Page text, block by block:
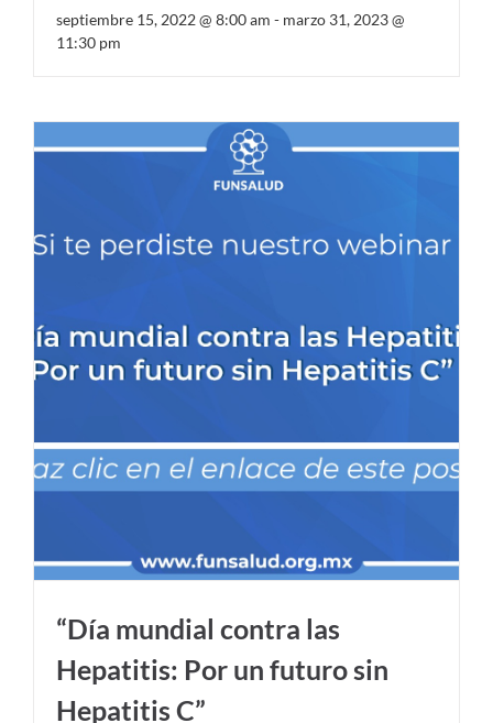
septiembre 15, 2022 @ 8:00 am - marzo 31, 2023 @
11:30 pm
“Día mundial contra las
Hepatitis: Por un futuro sin
Hepatitis C”